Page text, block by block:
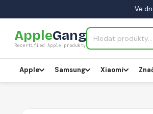
Ve
AppleGang
Recertified Apple produkty
Apple Samsung Xiaomi